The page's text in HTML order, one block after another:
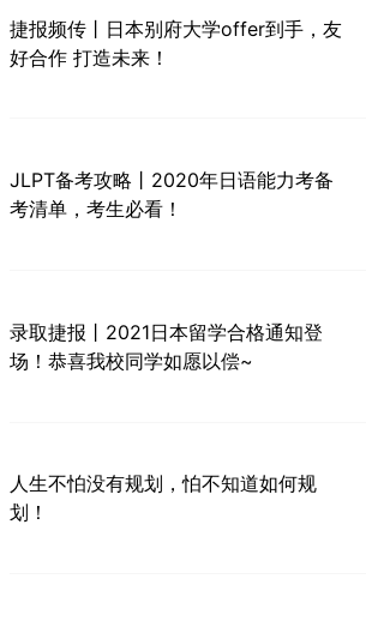
捷报频传丨日本别府大学offer到手，友
好合作 打造未来！
JLPT备考攻略丨2020年日语能力考备
考清单，考生必看！
录取捷报丨2021日本留学合格通知登
场！恭喜我校同学如愿以偿~
人生不怕没有规划，怕不知道如何规
划！